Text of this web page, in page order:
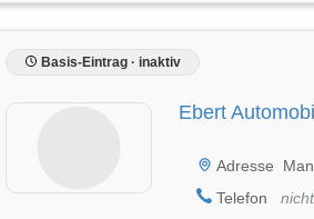
Basis-Eintrag · inaktiv
Ebert
Adresse
Telefon